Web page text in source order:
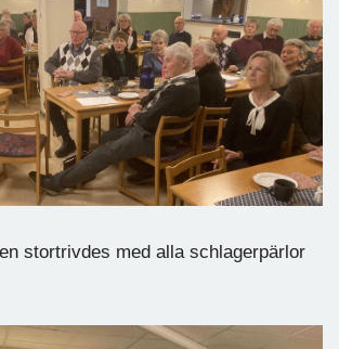
stortrivdes med alla schlagerpärlor